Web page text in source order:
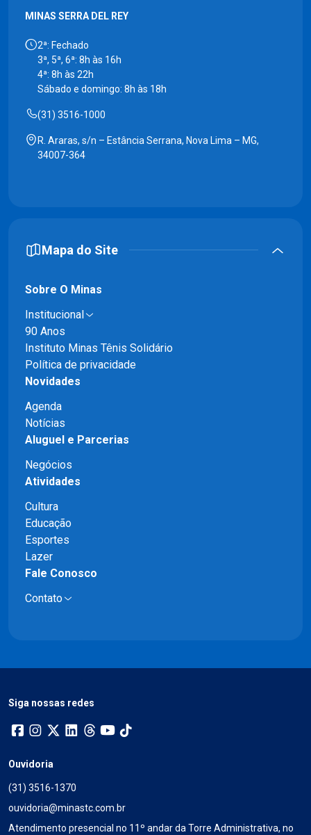
MINAS SERRA DEL REY
2ª: Fechado
3ª, 5ª, 6ª: 8h às 16h
4ª: 8h às 22h
Sábado e domingo: 8h às 18h
(31) 3516-1000
R. Araras, s/n – Estância Serrana, Nova Lima – MG,
34007-364
Mapa do Site
Sobre O Minas
Institucional
90 Anos
Instituto Minas Tênis Solidário
Política de privacidade
Novidades
Agenda
Notícias
Aluguel e Parcerias
Negócios
Atividades
Cultura
Educação
Esportes
Lazer
Fale Conosco
Contato
Siga nossas redes
Ouvidoria
(31) 3516-1370
ouvidoria@minastc.com.br
Atendimento presencial no 11º andar da Torre Administrativa, no